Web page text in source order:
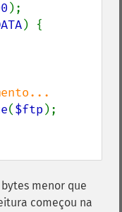
);
) {
($ftp );
bytes menor que
começou na